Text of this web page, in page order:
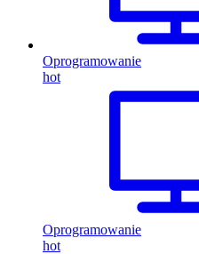
Oprogramowanie
hot
Oprogramowanie
hot